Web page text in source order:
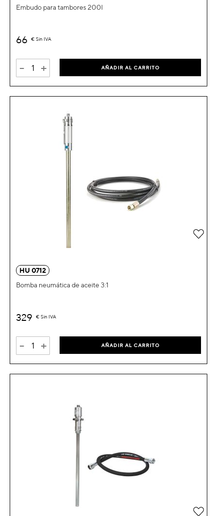
Embudo para tambores 200l
66 € Sin IVA
- + AÑADIR AL CARRITO
HU 0712
Bomba neumática de aceite 3:1
329 € Sin IVA
- + AÑADIR AL CARRITO